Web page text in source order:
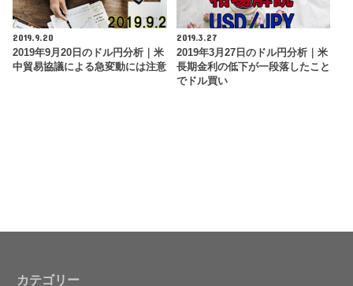
2019.9.20
2019年9月20日のドル円分析｜米
中貿易協議による急変動には注意
2019.3.27
2019年3月27日のドル円分析｜米
長期金利の低下が一段落したこと
でドル買い
カテゴリー